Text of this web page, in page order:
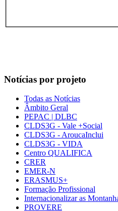
Notícias por projeto
Todas as Notícias
Âmbito Geral
PEPAC | DLBC
CLDS3G - Vale +Social
CLDS3G - AroucaInclui
CLDS3G - VIDA
Centro QUALIFICA
CRER
EMER-N
ERASMUS+
Formação Profissional
Internacionalizar as
PROVERE